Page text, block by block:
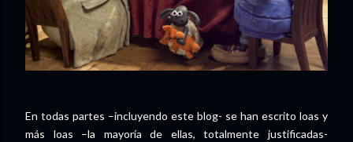
En todas partes –incluyendo este blog- se han escrito loas y
más loas –la mayoría de ellas, totalmente justificadas-